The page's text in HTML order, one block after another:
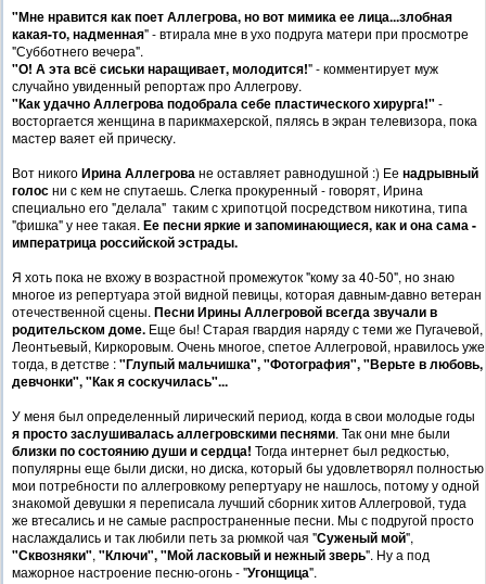
"Мне нравится как поет Аллегрова, но вот мимика ее лица...злобная
какая-то, надменная" - втирала мне в ухо подруга матери при просмотре
"Субботнего вечера".
"О! А эта всё сиськи наращивает, молодится!" - комментирует муж
случайно увиденный репортаж про Аллегрову.
"Как удачно Аллегрова подобрала себе пластического хирурга!" -
восторгается женщина в парикмахерской, пялясь в экран телевизора, пока
мастер ваяет ей прическу.
Вот никогоИрина Аллегроване оставляет равнодушной :) Ее надрывный
голосни с кем не спутаешь. Слегка прокуренный - говорят, Ирина
специально его "делала" таким с хрипотцой посредством никотина, типа
"фишка" у нее такая. Ее песни яркие и запоминающиеся, как и она сама -
императрица российской эстрады.
Я хоть пока не вхожу в возрастной промежуток "кому за 40-50", но знаю
многое из репертуара этой видной певицы, которая давным-давно ветеран
отечественной сцены. Песни Ирины Аллегровойвсегда звучали в
родительском доме. Еще бы! Старая гвардия наряду с теми же Пугачевой,
Леонтьевый, Киркоровым. Очень многое, спетое Аллегровой, нравилось уже
тогда, в детстве :"Глупый мальчишка", "Фотография", "Верьте в любовь,
девчонки", "Как я соскучилась"...
У меня был определенный лирический период, когда в свои молодые годы
я просто заслушиваласьаллегровскими песнями. Так они мне были
близки по состоянию души и сердца! Тогда интернет был редкостью,
популярны еще были диски, но диска, который бы удовлетворял полностью
мои потребности по аллегровкому репертуару не нашлось, потому у одной
знакомой девушки я переписала лучший сборник хитов Аллегровой, туда
же втесались и не самые распространенные песни. Мы с подругой просто
наслаждались и так любили петь за рюмкой чая "Суженый мой",
"Сквозняки", "Ключи","Мой ласковый и нежный зверь". Ну а под
мажорное настроение песню-огонь - "Угонщица".